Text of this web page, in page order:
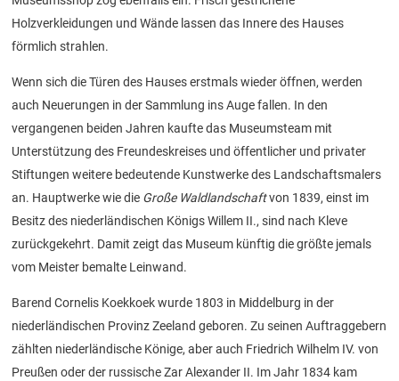
Holzverkleidungen und Wände lassen das Innere des Hauses
förmlich strahlen.
Wenn sich die Türen des Hauses erstmals wieder öffnen, werden
auch Neuerungen in der Sammlung ins Auge fallen. In den
vergangenen beiden Jahren kaufte das Museumsteam mit
Unterstützung des Freundeskreises und öffentlicher und privater
Stiftungen weitere bedeutende Kunstwerke des Landschaftsmalers
an. Hauptwerke wie die Große Waldlandschaftvon 1839, einst im
Besitz des niederländischen Königs Willem II., sind nach Kleve
zurückgekehrt. Damit zeigt das Museum künftig die größte jemals
vom Meister bemalte Leinwand.
Barend Cornelis Koekkoek wurde 1803 in Middelburg in der
niederländischen Provinz Zeeland geboren. Zu seinen Auftraggebern
zählten niederländische Könige, aber auch Friedrich Wilhelm IV. von
Preußen oder der russische Zar Alexander II. Im Jahr 1834 kam